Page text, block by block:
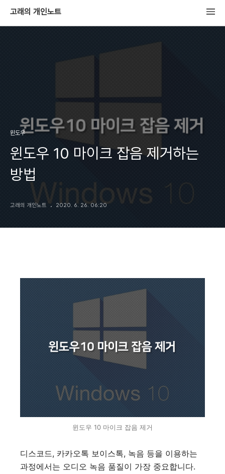
고래의 개인노트
윈도우
윈도우 10 마이크 잡음 제거하는
방법
고래의 개인노트 2020. 6. 26. 06:20
윈도우 10 마이크 잡음 제거
디스코드, 카카오톡 보이스톡, 녹음 등을 이용하는
과정에서는 오디오 녹음 품질이 가장 중요합니다.